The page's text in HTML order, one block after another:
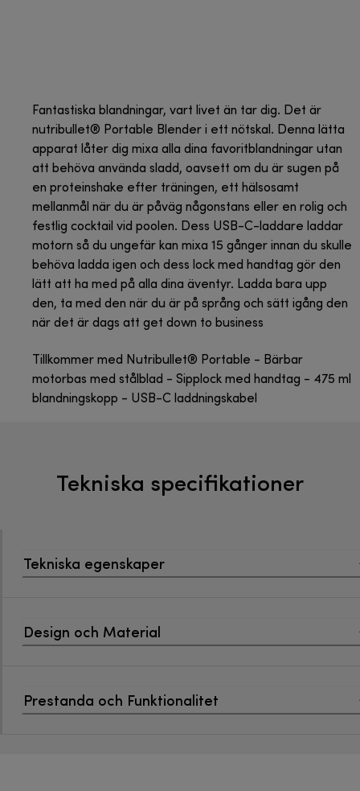
Fantastiska blandningar, vart livet än tar dig. Det är
nutribullet® Portable Blender i ett nötskal. Denna lätta
apparat låter dig mixa alla dina favoritblandningar utan
att behöva använda sladd, oavsett om du är sugen på
en proteinshake efter träningen, ett hälsosamt
mellanmål när du är påväg någonstans eller en rolig och
festlig cocktail vid poolen. Dess USB-C-laddare laddar
motorn så du ungefär kan mixa 15 gånger innan du skulle
behöva ladda igen och dess lock med handtag gör den
lätt att ha med på alla dina äventyr. Ladda bara upp
den, ta med den när du är på språng och sätt igång den
när det är dags att get down to business
Tillkommer med Nutribullet® Portable - Bärbar
motorbas med stålblad - Sipplock med handtag - 475 ml
blandningskopp - USB-C laddningskabel
Tekniska specifikationer
Tekniska egenskaper
Design och Material
Prestanda och Funktionalitet